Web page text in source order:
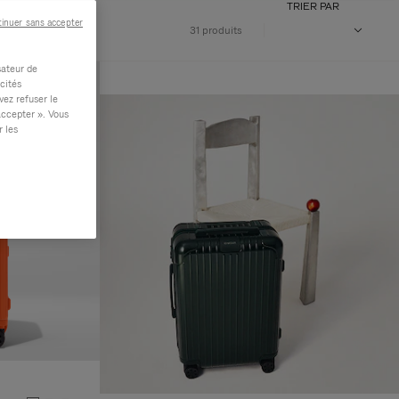
31 produits
TRIER PAR
de
refuser le
». Vous
les
sans accepter